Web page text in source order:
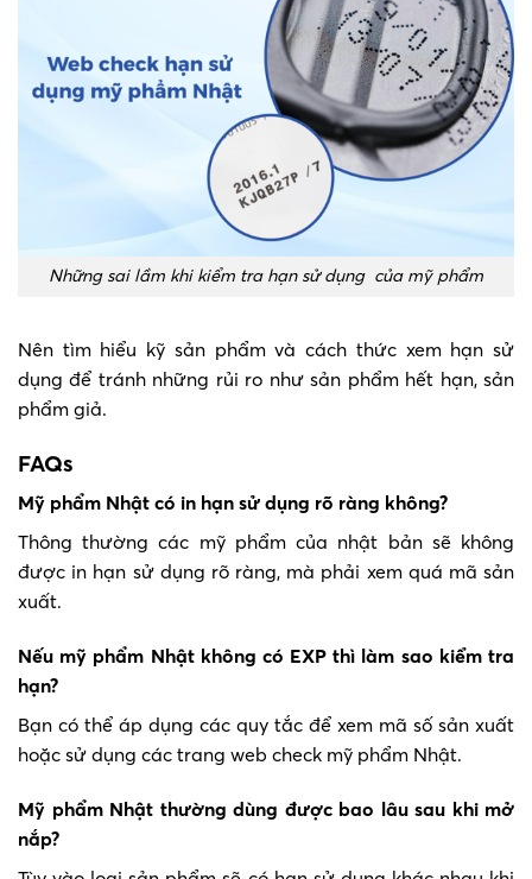
Những sai lầm khi kiểm tra hạn sử dụng của mỹ phẩm
Nên tìm hiểu kỹ sản phẩm và cách thức xem hạn sử
dụng để tránh những rủi ro như sản phẩm hết hạn, sản
phẩm giả.
FAQs
Mỹ phẩm Nhật có in hạn sử dụng rõ ràng không?
Thông thường các mỹ phẩm của nhật bản sẽ không
được in hạn sử dụng rõ ràng, mà phải xem quá mã sản
xuất.
Nếu mỹ phẩm Nhật không có EXP thì làm sao kiểm tra
hạn?
Bạn có thể áp dụng các quy tắc để xem mã số sản xuất
hoặc sử dụng các trang web check mỹ phẩm Nhật.
Mỹ phẩm Nhật thường dùng được bao lâu sau khi mở
nắp?